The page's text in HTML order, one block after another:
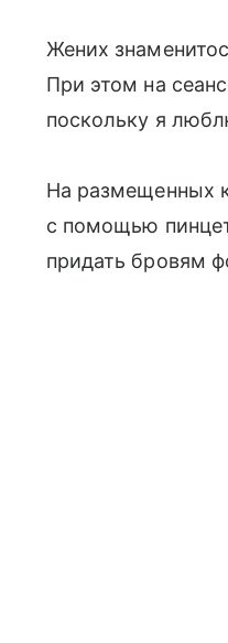
Жених
При этом на
поскольку я
На размещенных
с помощью
придать бровям